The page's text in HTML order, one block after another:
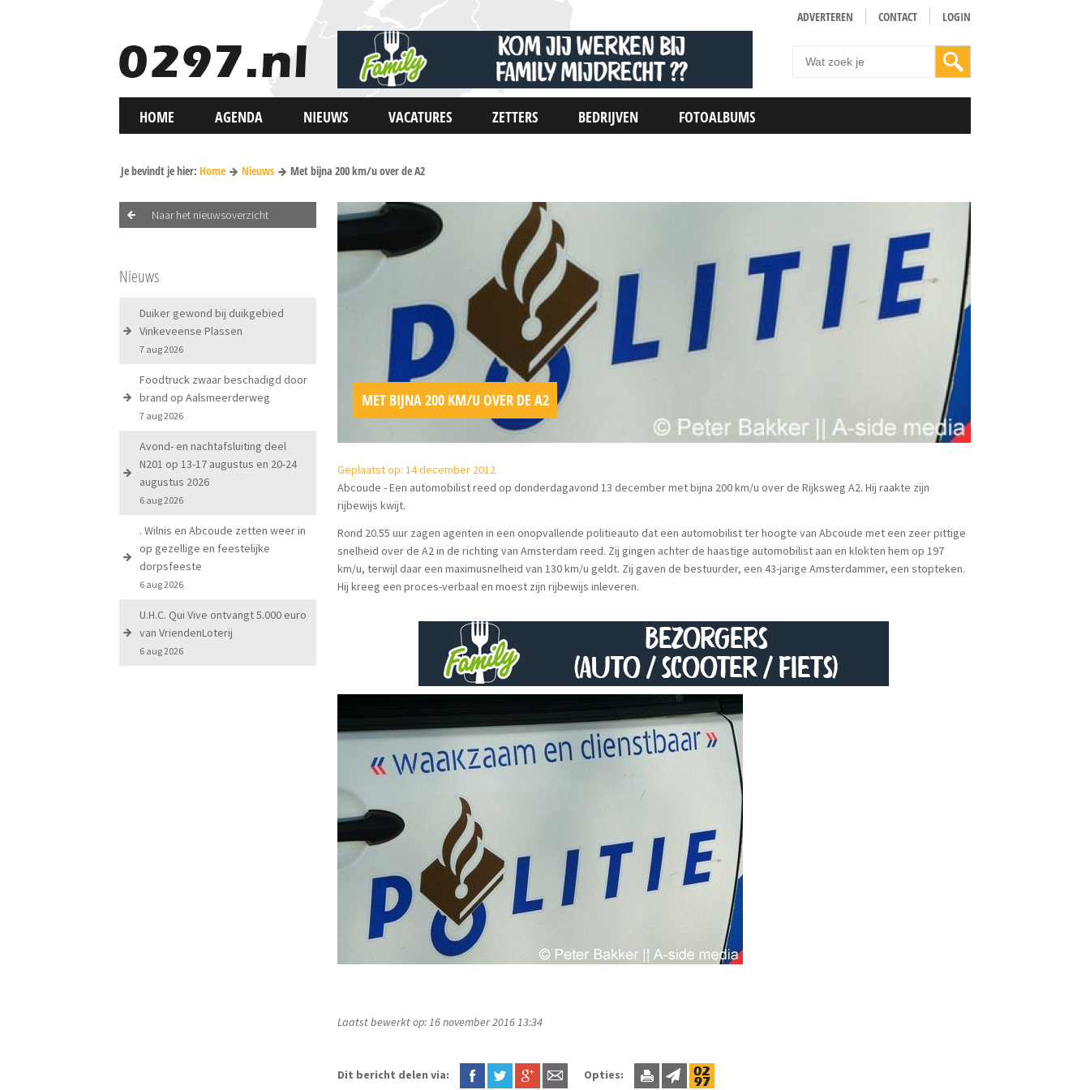
ADVERTEREN CONTACT LOGIN
HOME AGENDA NIEUWS VACATURES ZETTERS BEDRIJVEN FOTOALBUMS
Je bevindt je hier: Home Nieuws Met bijna 200 km/u over de A2
Naar het nieuwsoverzicht
Nieuws
Duiker gewond bij duikgebied
Vinkeveense Plassen
7 aug 2026
Foodtruck zwaar beschadigd door
brand op Aalsmeerderweg
7 aug 2026
Avond- en nachtafsluiting deel
N201 op 13-17 augustus en 20-24
augustus 2026
6 aug 2026
. Wilnis en Abcoude zetten weer in
op gezellige en feestelijke
dorpsfeeste
6 aug 2026
U.H.C. Qui Vive ontvangt 5.000 euro
van VriendenLoterij
6 aug 2026
MET BIJNA 200 KM/U OVER DE A2
Geplaatst op: 14 december 2012
Abcoude - Een automobilist reed op donderdagavond 13 december met bijna 200 km/u over de Rijksweg A2. Hij raakte zijn
rijbewijs kwijt.
Rond 20.55 uur zagen agenten in een onopvallende politieauto dat een automobilist ter hoogte van Abcoude met een zeer pittige
snelheid over de A2 in de richting van Amsterdam reed. Zij gingen achter de haastige automobilist aan en klokten hem op 197
km/u, terwijl daar een maximusnelheid van 130 km/u geldt. Zij gaven de bestuurder, een 43-jarige Amsterdammer, een stopteken.
Hij kreeg een proces-verbaal en moest zijn rijbewijs inleveren.
Laatst bewerkt op: 16 november 2016 13:34
Dit bericht delen via: Opties: